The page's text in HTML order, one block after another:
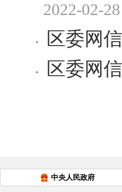
2022-02-28
区委网
区委网